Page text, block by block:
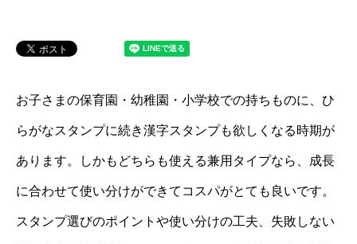
お子さまの保育園・幼稚園・小学校での持ちものに、ひ
らがなスタンプに続き漢字スタンプも欲しくなる時期が
あります。しかもどちらも使える兼用タイプなら、成長
に合わせて使い分けができてコスパがとても良いです。
スタンプ選びのポイントや使い分けの工夫、失敗しない